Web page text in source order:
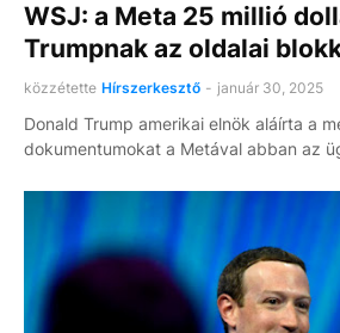
WSJ: a Meta 25 millió
Trumpnak az oldalai
közzétette Hírszerkesztő - január 30, 2025
Donald Trump amerikai elnök aláírta a
dokumentumokat a Metával abban az